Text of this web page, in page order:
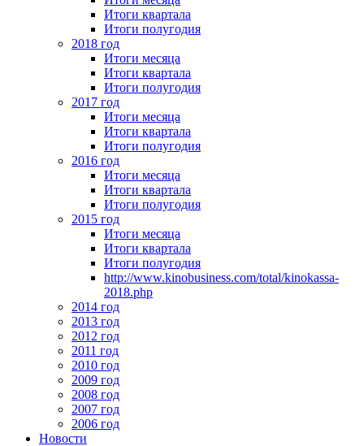
Итоги квартала
Итоги полугодия
2018 год
Итоги месяца
Итоги квартала
Итоги полугодия
2017 год
Итоги месяца
Итоги квартала
Итоги полугодия
2016 год
Итоги месяца
Итоги квартала
Итоги полугодия
2015 год
Итоги месяца
Итоги квартала
Итоги полугодия
http://www.kinobusiness.com/total/kinokassa-
2018.php
2014 год
2013 год
2012 год
2011 год
2010 год
2009 год
2008 год
2007 год
2006 год
Новости